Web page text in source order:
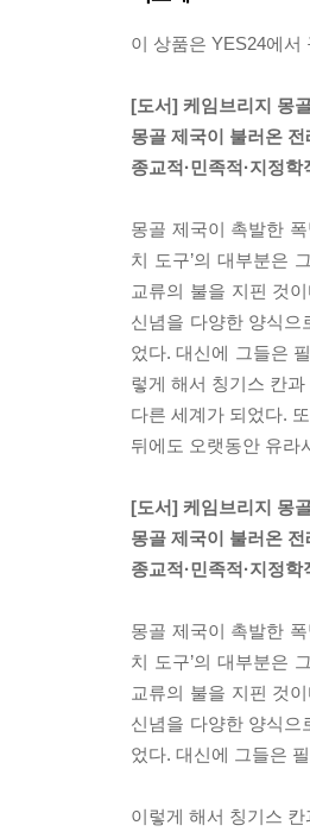
이 상품은 YES24에서
[도서] 케임브리지 몽
몽골 제국이 불러온
종교적·민족적·지정
몽골 제국이 촉발한
치 도구’의 대부분은
교류의 불을 지핀 것
신념을 다양한 양식으
었다. 대신에 그들은
렇게 해서 칭기스 칸
다른 세계가 되었다.
뒤에도 오랫동안 유라
[도서] 케임브리지 몽
몽골 제국이 불러온
종교적·민족적·지정
몽골 제국이 촉발한
치 도구’의 대부분은
교류의 불을 지핀 것
신념을 다양한 양식으
었다. 대신에 그들은
이렇게 해서 칭기스